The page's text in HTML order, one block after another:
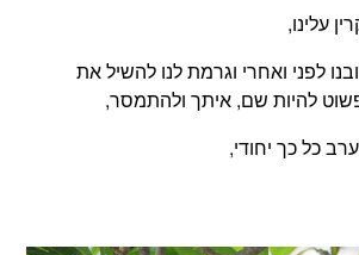
עלינו,
לפני ואחרי וגרמת לנו להשיל את
להיות שם, איתך ולהתמסר,
כל כך יחודי,